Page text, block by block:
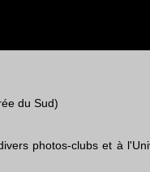
du Sud)
photos-clubs et à